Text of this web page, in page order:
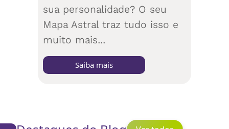
sua personalidade? O seu
Mapa Astral traz tudo isso e
muito mais...
Saiba mais